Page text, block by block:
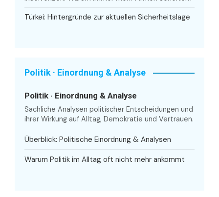
Türkei: Hintergründe zur aktuellen Sicherheitslage
Politik · Einordnung & Analyse
Politik · Einordnung & Analyse
Sachliche Analysen politischer Entscheidungen und
ihrer Wirkung auf Alltag, Demokratie und Vertrauen.
Überblick: Politische Einordnung & Analysen
Warum Politik im Alltag oft nicht mehr ankommt